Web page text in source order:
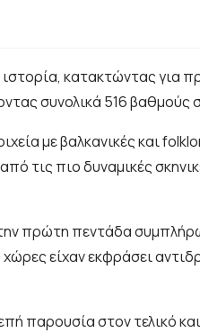
κατακτώντας
συνολικά 516 βαθμούς
με βαλκανικές και
τις πιο δυναμικές
πρώτη πεντάδα
είχαν εκφράσει
παρουσία στον τελικό